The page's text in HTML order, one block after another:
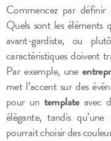
Commencez par définir
Quels sont les éléments
avant-gardiste, ou
caractéristiques doivent
Par exemple, une
met l’accent sur des
pour un templateavec
élégante, tandis
pourrait choisir des